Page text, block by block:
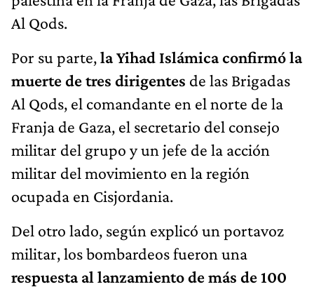
Al Qods.
Por su parte,la Yihad Islámica confirmó la
muerte de tres dirigentes de las Brigadas
Al Qods, el comandante en el norte de la
Franja de Gaza, el secretario del consejo
militar del grupo y un jefe de la acción
militar del movimiento en la región
ocupada en Cisjordania.
Del otro lado, según explicó un portavoz
militar, los bombardeos fueron una
respuesta al lanzamiento de más de 100